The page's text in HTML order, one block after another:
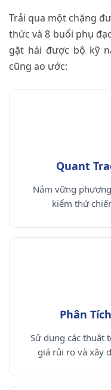
Trải qua một chặng
thức và 8 buổi phụ
gặt hái được bộ kỹ
cũng ao ước:
Quant
Nắm vững
kiểm thử
Phân
Sử dụng các thuật
giá rủi ro và xây